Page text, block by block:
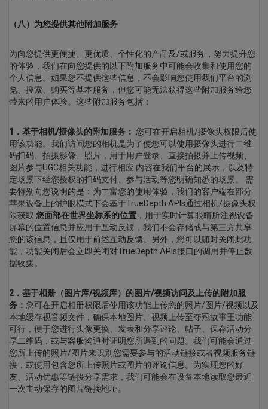
（八）为您提供其他附加服务
为向您提供更便捷、更优质、个性化的产品及/或服务，努力提升您
的体验，我们在向您提供的以下附加服务中可能会收集和使用您的
个人信息。如果您不提供这些信息，不会影响您使用我们平台的浏
览、搜索、购买等基本服务，但您可能无法获得这些附加服务给您
带来的用户体验。这些附加服务包括：
1．基于相机/摄像头的附加服务： 您可在开启相机/摄像头权限后使
用该功能。我们访问您的相机是为了使您可以使用摄像头进行二维
码扫码、拍摄影像、照片，用于用户登录、直接拍摄并上传视频、
图片参与UGC相关功能，进行相应 内容在我们平台的展示，以及特
定场景下经您授权的扫码支付、参与活动等您明确知悉的场景。 需
要特别向您说明的是：为丰富您的使用体验，我们的客户端在部分
苹果设备上的护眼模式下会基于TrueDepth APIs通过相机/摄像头权
限获取 您面部在世界坐标系的位置 ，用于实时计算眼睛所注视设备
屏幕的位置信息并应用于互动反馈，我们不会存储或与第三方共享
您的该信息，且仅用于前述互动反馈。另外，您可以随时关闭此功
能，功能关闭后会立即关闭对TrueDepth APIs接口的调用并停止数
据收集。
2．基于相册（图片库/视频库）的图片/视频访问及上传的附加服
务： 您可在开启相册权限后使用该功能上传您的照片/图片/视频以及
本地缓存视音频文件，确保本地图片、视频上传至夺冠故事王功能
可行，便于您进行头像更换、发表和分享评论、帖子、保存活动分
享二维码，或与客服沟通时证明您所遇到的问题。我们可能会通过
您所上传的照片/图片来识别您需要参与的活动链接或者视频服务链
接，或使用包含您所上传照片或图片的评论信息。为实现您的好
友、活动优惠等链接分享需求，我们可能会在设备本地读取您最近
一次主动保存的图片链接地址。